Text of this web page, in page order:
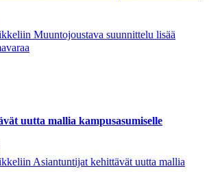
Muuntojoustava suunnittelu lisää
uutta mallia kampusasumiselle
Asiantuntijat kehittävät uutta mallia